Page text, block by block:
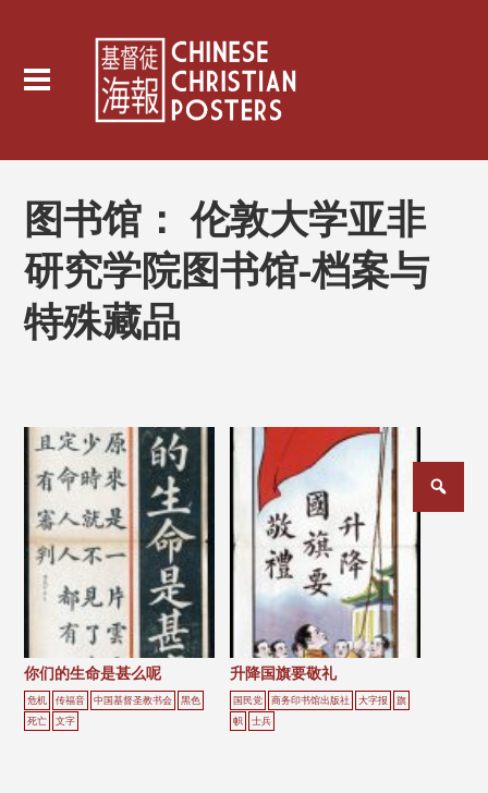
图书馆：伦敦大学亚非
研究学院图书馆-档案与
特殊藏品
你们的生命是甚么呢
危机 传福音 中国基督圣教书会
黑色
死亡
文字
升降国旗要敬礼
国民党 商务印书馆出版社 大字报
旗
帜
士兵
文
章
分
页